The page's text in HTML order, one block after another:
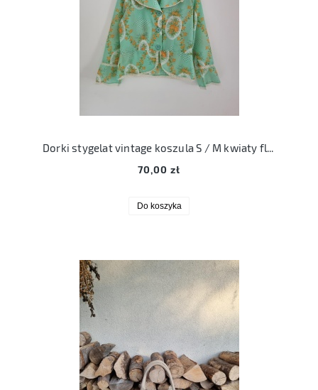
Dorki stygelat vintage koszula S / M kwiaty floral print
70,00 zł
Do koszyka